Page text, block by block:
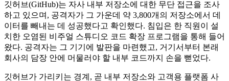
깃허브(GitHub)는 자사 내부 저장소에 대한 무단 접근을 조사
하고 있으며, 공격자가 그 가운데 약 3,800개의 저장소에서 데
이터를 빼내는 데 성공했다고 확인했다. 침입은 한 직원이 설
치한 오염된 비주얼 스튜디오 코드 확장 프로그램을 통해 들어
왔다. 공격자는 그 기기에 발판을 마련했고, 거기서부터 본래
회사의 담장 안에 머물러야 할 내부 코드까지 손을 뻗었다.
깃허브가 가리키는 경계, 곧 내부 저장소와 고객용 플랫폼 사